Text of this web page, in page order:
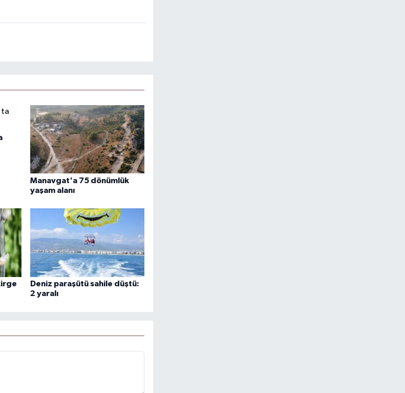
Manavgat'a 75 dönümlük
yaşam alanı
Deniz paraşütü sahile düştü:
2 yaralı